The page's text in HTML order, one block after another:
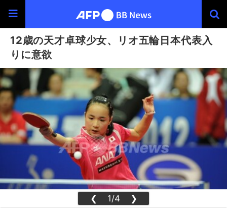
12歳の天才卓球少女、リオ五輪日本代表入
りに意欲
❮ 1/4 ❯